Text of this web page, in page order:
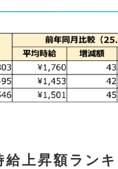
上昇額ラン